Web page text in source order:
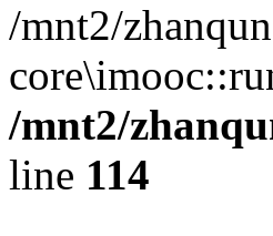
/mnt2/
/mnt2/
line 114